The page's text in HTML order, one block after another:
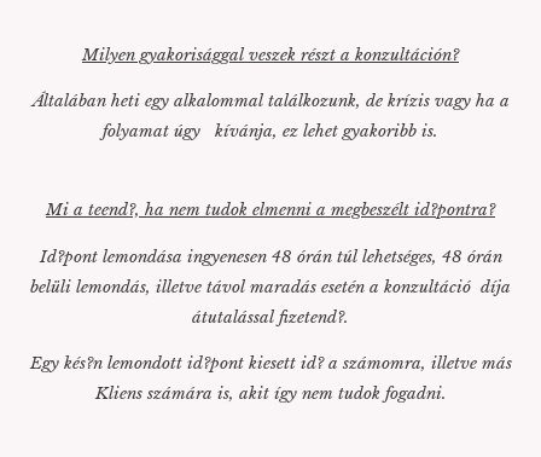
Milyen gyakorisággal veszek részt a konzultáción?
Általában heti egy alkalommal találkozunk, de krízis vagy ha a
folyamat úgy kívánja, ez lehet gyakoribb is.
Mi a teend?, ha nem tudok elmenni a megbeszélt id?pontra?
Id?pont lemondása ingyenesen 48 órán túl lehetséges, 48 órán
belüli lemondás, illetve távol maradás esetén a konzultáció díja
átutalással fizetend?.
Egy kés?n lemondott id?pont kiesett id? a számomra, illetve más
Kliens számára is, akit így nem tudok fogadni.